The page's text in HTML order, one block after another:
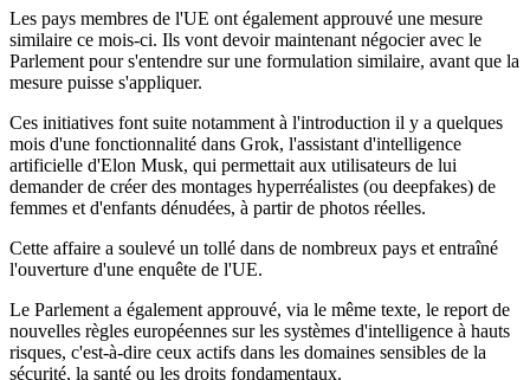
Les pays membres de l'UE ont également approuvé une mesure
similaire ce mois-ci. Ils vont devoir maintenant négocier avec le
Parlement pour s'entendre sur une formulation similaire, avant que la
mesure puisse s'appliquer.
Ces initiatives font suite notamment à l'introduction il y a quelques
mois d'une fonctionnalité dans Grok, l'assistant d'intelligence
artificielle d'Elon Musk, qui permettait aux utilisateurs de lui
demander de créer des montages hyperréalistes (ou deepfakes) de
femmes et d'enfants dénudées, à partir de photos réelles.
Cette affaire a soulevé un tollé dans de nombreux pays et entraîné
l'ouverture d'une enquête de l'UE.
Le Parlement a également approuvé, via le même texte, le report de
nouvelles règles européennes sur les systèmes d'intelligence à hauts
risques, c'est-à-dire ceux actifs dans les domaines sensibles de la
sécurité, la santé ou les droits fondamentaux.